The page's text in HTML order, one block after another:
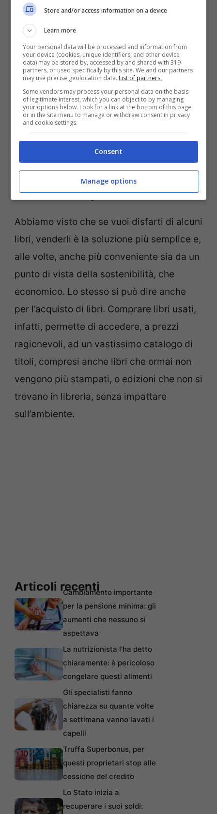
di raggiungere milioni di clienti. Infine,
abbiamo BookMooch. Meno conosciuto dei
precedenti, si tratta di un sito
internazionale di scambio libri, basato su
un sistema di punti. Non si guadagna
denaro, quindi, ma si possono ottenere
nuovi libri inviando quelli che non si
Non solo vendere, ma
anche comprare
Abbiamo visto che se vuoi disfarti di alcuni
libri, venderli è la soluzione più semplice e,
alle volte, anche più conveniente sia da un
punto di vista della sostenibilità, che
economico. Lo stesso si può dire anche
per l’acquisto di libri. Comprare libri usati,
infatti, permette di accedere, a prezzi
ragionevoli, ad un vastissimo catalogo di
titoli, compresi anche libri che ormai non
vengono più stampati, o edizioni che non si
trovano in libreria, senza impattare
sull’ambiente.
Articoli recentiCambiamento importante
per la pensione minima: gli
aumenti che nessuno si
aspettava
La nutrizionista l’ha detto
chiaramente: è pericoloso
congelare questi alimenti
Gli specialisti fanno
chiarezza su quante volte
a settimana vanno lavati i
capelli
Truffa Superbonus, per
questi proprietari stop alle
cessione del credito
Lo Stato inizia a
recuperare i suoi soldi:
Store and/or access information on a device
Learn more
Your personal data will be processed and information from
your device (cookies, unique identifiers, and other device
data) may be stored by, accessed by and shared with 319
partners, or used specifically by this site. We and our partners
may use precise geolocation data. List of partners.
Some vendors may process your personal data on the basis
of legitimate interest, which you can object to by managing
your options below. Look for a link at the bottom of this page
or in the site menu to manage or withdraw consent in privacy
and cookie settings.
Consent
Manage options